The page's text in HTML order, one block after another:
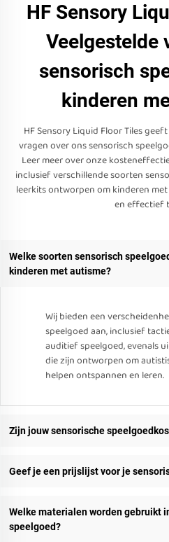
HF Sensory
Veelgestelde
sensorisch
kinderen
HF Sensory Liquid Floor Tiles
vragen over ons sensorisch
Leer meer over onze
inclusief verschillende soorten
leerkits ontworpen om kinderen
en effectief
Welke soorten sensorisch
kinderen met autisme?
Wij bieden een
speelgoed aan, inclusief
auditief speelgoed, evenals
die zijn ontworpen om
helpen ontspannen en leren.
Zijn jouw sensorische
Geef je een prijslijst voor je
Welke materialen worden gebruikt
speelgoed?